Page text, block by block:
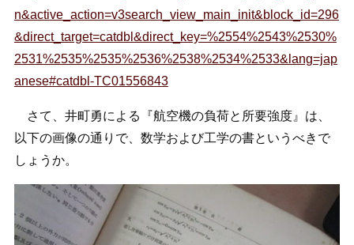
n&active_action=v3search_view_main_init&block_id=296
&direct_target=catdbl&direct_key=%2554%2543%2530%
2531%2535%2535%2536%2538%2534%2533&lang=jap
anese#catdbl-TC01556843
さて、井町勇による『航空機の負荷と所要強度』は、
以下の画像の通りで、数学および工学の書というべきで
しょうか。